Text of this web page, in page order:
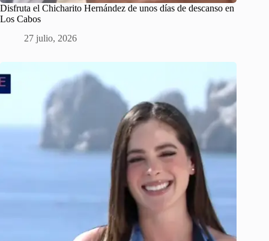
Disfruta el Chicharito Hernández de unos días de descanso en
Los Cabos
27 julio, 2026